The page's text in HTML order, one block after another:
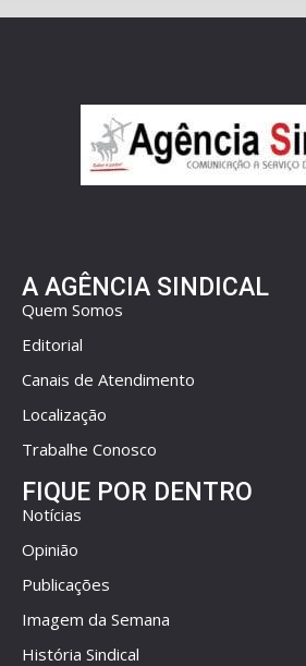
A AGÊNCIA SINDICAL
Quem Somos
Editorial
Canais de Atendimento
Localização
Trabalhe Conosco
FIQUE POR DENTRO
Notícias
Opinião
Publicações
Imagem da Semana
História Sindical